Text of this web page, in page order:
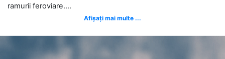
ramurii feroviare....
Afișați mai multe ...